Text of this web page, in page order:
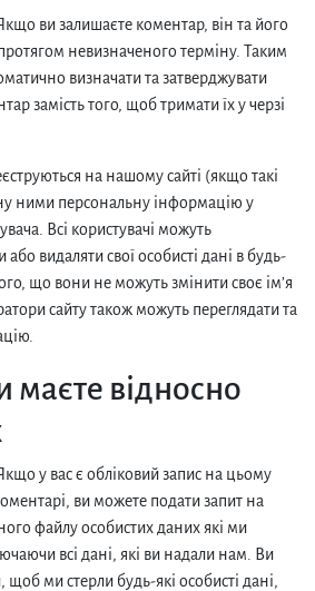
ви залишаєте коментар, він та його
невизначеного терміну. Таким
визначати та затверджувати
замість того, щоб тримати їх у черзі
на нашому сайті (якщо такі
ними персональну інформацію у
Всі користувачі можуть
або видаляти свої особисті дані в будь-
що вони не можуть змінити своє ім’я
сайту також можуть переглядати та
маєте відносно
у вас є обліковий запис на цьому
ви можете подати запит на
файлу особистих даних які ми
всі дані, які ви надали нам. Ви
ми стерли будь-які особисті дані,